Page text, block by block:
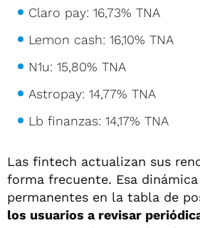
Claro pay: 16,73% TNA
Lemon cash: 16,10% TNA
N1u: 15,80% TNA
Astropay: 14,77% TNA
Lb finanzas: 14,17% TNA
Las fintech actualizan sus
forma frecuente. Esa
permanentes en la tabla de
los usuarios a revisar